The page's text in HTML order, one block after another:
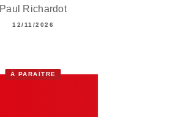
Paul Richardot
12/11/2026
À PARAÎTRE